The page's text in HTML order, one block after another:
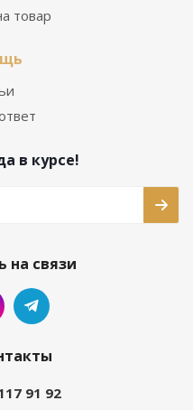
товар
в курсе!
на связи
91 92